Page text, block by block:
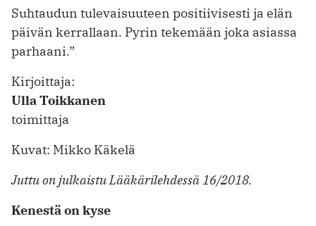
Suhtaudun tulevaisuuteen positiivisesti ja elän
päivän kerrallaan. Pyrin tekemään joka asiassa
parhaani.”
Kirjoittaja:
Ulla Toikkanen
toimittaja
Kuvat: Mikko Käkelä
Juttu on julkaistu Lääkärilehdessä 16/2018.
Kenestä on kyse